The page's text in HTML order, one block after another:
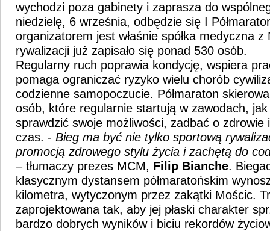
wychodzi poza gabinety i zaprasza do
niedzielę, 6 września, odbędzie się I
organizatorem jest właśnie spółka medyczna z
rywalizacji już zapisało się ponad 530 osób.
Regularny ruch poprawia kondycję, wspiera
pomaga ograniczać ryzyko wielu chorób
codzienne samopoczucie. Półmaraton
osób, które regularnie startują w zawodach,
sprawdzić swoje możliwości, zadbać o zdrowie
czas. - Bieg ma być nie tylko sportową
promocją zdrowego stylu życia i zachętą do
– tłumaczy prezes MCM, Filip Bianche.
klasycznym dystansem półmaratońskim
kilometra, wytyczonym przez zakątki Mościc.
zaprojektowana tak, aby jej płaski charakter
bardzo dobrych wyników i biciu rekordów